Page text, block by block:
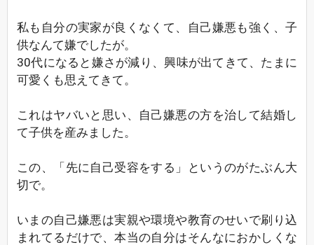
私も自分の実家が良くなくて、自己嫌悪も強く、子
供なんて嫌でしたが。
30代になると嫌さが減り、興味が出てきて、たまに
可愛くも思えてきて。
これはヤバいと思い、自己嫌悪の方を治して結婚し
て子供を産みました。
この、「先に自己受容をする」というのがたぶん大
切で。
いまの自己嫌悪は実親や環境や教育のせいで刷り込
まれてるだけで、本当の自分はそんなにおかしくな